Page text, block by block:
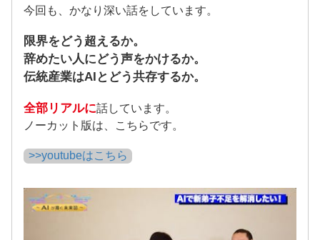
今回も、かなり深い話をしています。
限界をどう超えるか。
辞めたい人にどう声をかけるか。
伝統産業はAIとどう共存するか。
全部リアルに話しています。
ノーカット版は、こちらです。
>>youtubeはこちら